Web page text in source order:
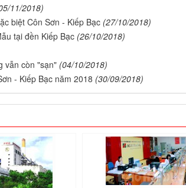
11/2018)
biệt Côn Sơn - Kiếp Bạc (27/10/2018)
tại đền Kiếp Bạc (26/10/2018)
vẫn còn "sạn" (04/10/2018)
- Kiếp Bạc năm 2018 (30/09/2018)